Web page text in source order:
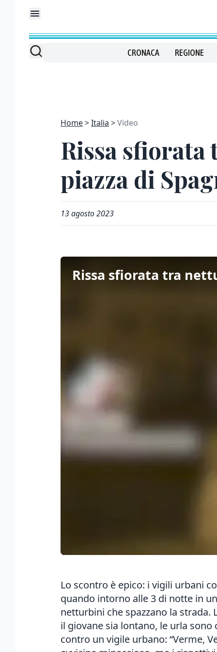
CRONACA REGIONE
Home Italia Video
Rissa
piazza di
13 agosto 2023
Rissa sfiorata tra
Lo scontro è epico: i vigili urbani
quando intorno alle 3 di notte in
netturbini che spazzano la
il giovane sia lontano, le urla sono
contro un vigile urbano: “Verme,